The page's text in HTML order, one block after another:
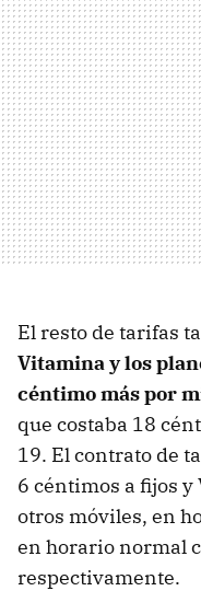
El resto de tarifas
Vitamina y los
céntimo más por
que costaba 18
19. El contrato de
6 céntimos a fijos y
otros móviles, en
en horario normal
respectivamente.